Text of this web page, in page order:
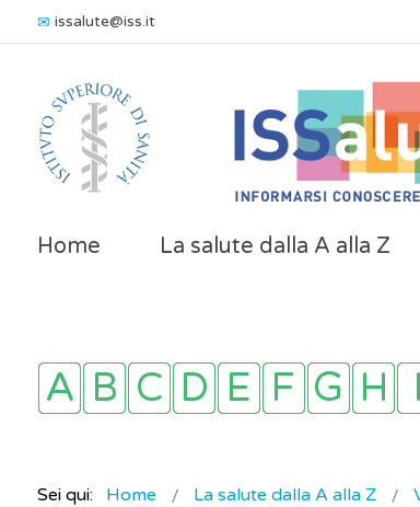
issalute@iss.it
Home La salute dalla A alla Z
Sei qui: Home La salute dalla A alla Z